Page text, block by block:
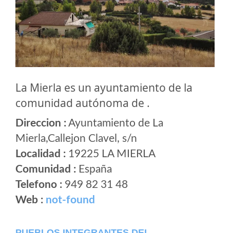
La Mierla es un ayuntamiento de la
comunidad autónoma de .
Direccion :Ayuntamiento de La
Mierla,Callejon Clavel, s/n
Localidad : 19225 LA MIERLA
Comunidad : España
Telefono : 949 82 31 48
Web : not-found